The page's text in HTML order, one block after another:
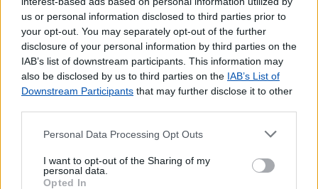
us or personal information disclosed to third parties prior to
your opt-out. You may separately opt-out of the further
disclosure of your personal information by third parties on the
IAB’s list of downstream participants. This information may
also be disclosed by us to third parties on the IAB’s List of
Downstream Participants that may further disclose it to other
Personal Data Processing Opt Outs
I want to opt-out of the Sharing of my
personal data.
Opted In
Carregamento de Telemóveis
Cartões para Telemóvel